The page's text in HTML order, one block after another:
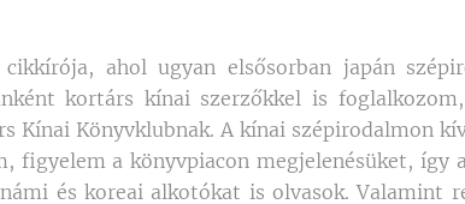
cikkírója, ahol ugyan elsősorban japán
kortárs kínai szerzőkkel is
Kínai Könyvklubnak. A kínai szépirodalmon
figyelem a könyvpiacon megjelenésüket, így
és koreai alkotókat is olvasok. Valamint